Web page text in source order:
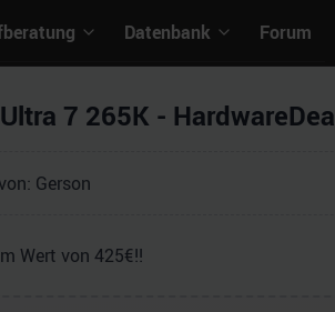
Datenbank Forum
7 265K -
Gerson
Wert von 425€!!